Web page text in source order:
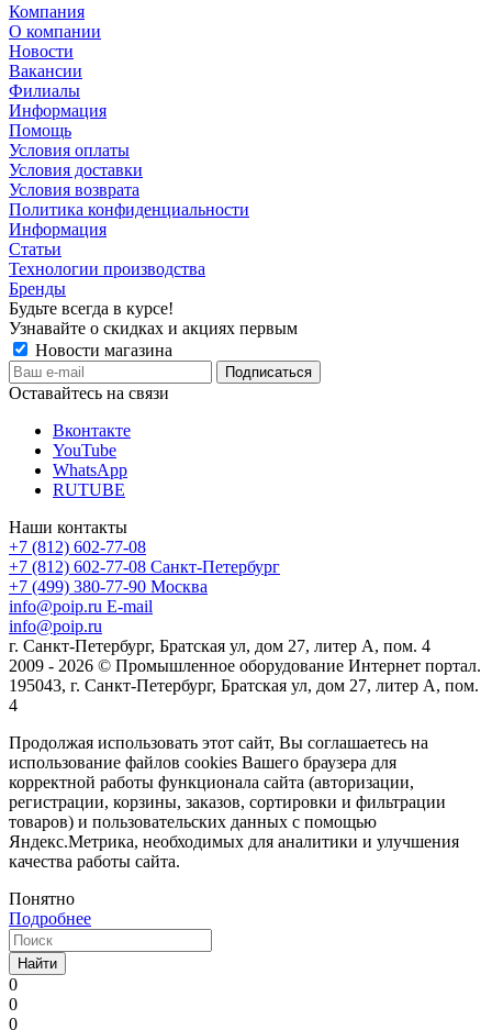
Компания
О компании
Новости
Вакансии
Филиалы
Информация
Помощь
Условия оплаты
Условия доставки
Условия возврата
Политика конфиденциальности
Информация
Статьи
Технологии производства
Бренды
Будьте всегда в курсе!
Узнавайте о скидках и акциях первым
Новости магазина
Оставайтесь на связи
Вконтакте
YouTube
WhatsApp
RUTUBE
Наши контакты
+7 (812) 602-77-08
+7 (812) 602-77-08 Санкт-Петербург
+7 (499) 380-77-90 Москва
info@poip.ru E-mail
info@poip.ru
г. Санкт-Петербург, Братская ул, дом 27, литер А, пом. 4
2009 - 2026 © Промышленное оборудование Интернет портал.
195043, г. Санкт-Петербург, Братская ул, дом 27, литер А, пом.
4
Продолжая использовать этот сайт, Вы соглашаетесь на
использование файлов cookies Вашего браузера для
корректной работы функционала сайта (авторизации,
регистрации, корзины, заказов, сортировки и фильтрации
товаров) и пользовательских данных с помощью
Яндекс.Метрика, необходимых для аналитики и улучшения
качества работы сайта.
Понятно
Подробнее
Найти
0
0
0